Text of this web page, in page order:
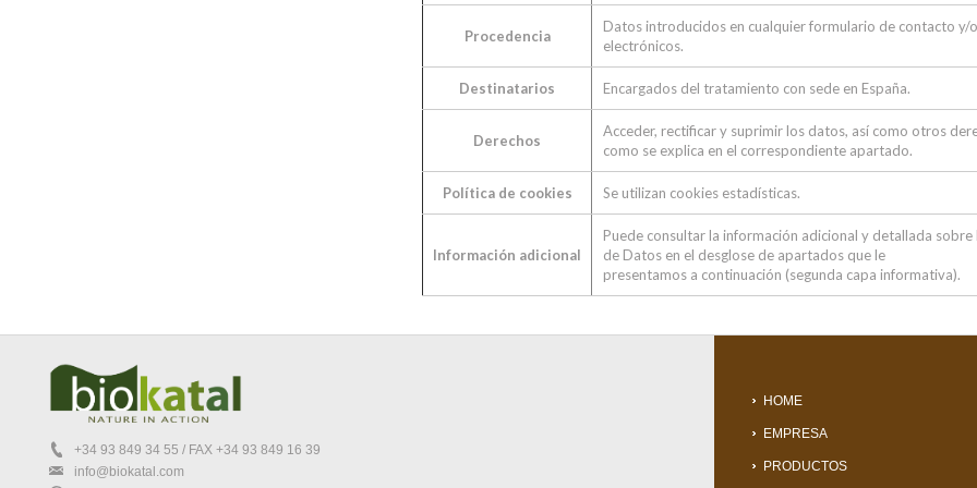
Procedencia
Datos introducidos en cualquier formulario de contacto y/
electrónicos.
Destinatarios Encargados del tratamiento con sede en España.
Derechos
Acceder, rectificar y suprimir los datos, así como otros
como se explica en el correspondiente apartado.
Política de cookies Se utilizan cookies estadísticas.
Información adicional
Puede consultar la información adicional y detallada sobre
de Datos en el desglose de apartados que le
presentamos a continuación (segunda capa informativa).
+34 93 849 34 55 / FAX +34 93 849 16 39
info@biokatal.com
HOME
EMPRESA
PRODUCTOS